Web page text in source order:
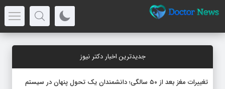
جدیدترین اخبار دکتر نیوز
تغییرات مغز بعد از ۵۰ سالگی؛ دانشمندان یک تحول پنهان در سیستم